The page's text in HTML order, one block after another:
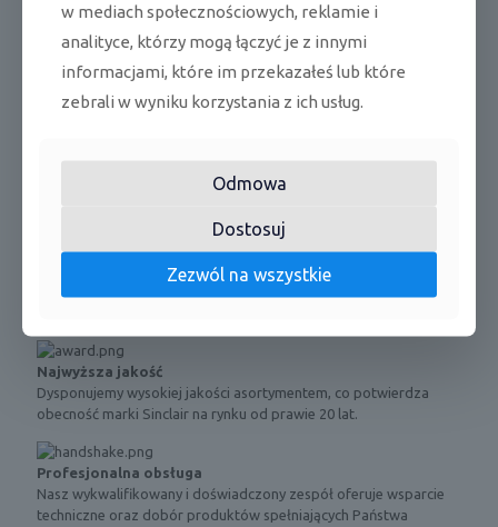
Ilość biegów wentylatora jedn.
wewn.
Pilot w standardzie Bezprzewodowy
lub SWC-04)
Bacnet Opcjonalnie (SBG-01)
Najwyższa jakość
Dysponujemy wysokiej jakości asortymentem, co potwierdza
obecność marki Sinclair na rynku od prawie 20 lat.
Profesjonalna obsługa
Nasz wykwalifikowany i doświadczony zespół oferuje wsparcie
techniczne oraz dobór produktów spełniających Państwa
w mediach społecznościowych, reklamie i
analityce, którzy mogą łączyć je z innymi
informacjami, które im przekazałeś lub które
zebrali w wyniku korzystania z ich usług.
Odmowa
Dostosuj
Zezwól na wszystkie